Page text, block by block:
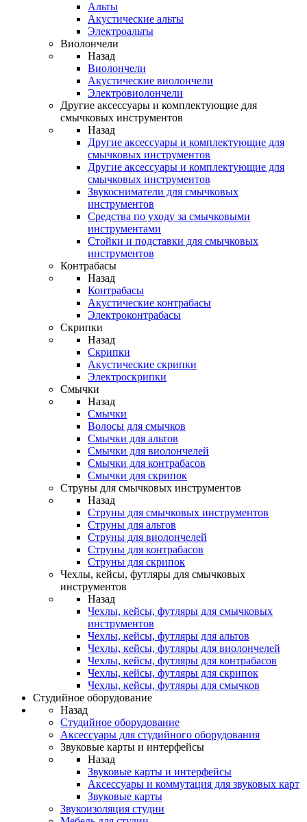
Альты
Акустические альты
Электроальты
Виолончели
Назад
Виолончели
Акустические виолончели
Электровиолончели
Другие аксессуары и комплектующие для
смычковых инструментов
Назад
Другие аксессуары и комплектующие для
смычковых инструментов
Другие аксессуары и комплектующие для
смычковых инструментов
Звукосниматели для смычковых
инструментов
Средства по уходу за смычковыми
инструментами
Стойки и подставки для смычковых
инструментов
Контрабасы
Назад
Контрабасы
Акустические контрабасы
Электроконтрабасы
Скрипки
Назад
Скрипки
Акустические скрипки
Электроскрипки
Смычки
Назад
Смычки
Волосы для смычков
Смычки для альтов
Смычки для виолончелей
Смычки для контрабасов
Смычки для скрипок
Струны для смычковых инструментов
Назад
Струны для смычковых инструментов
Струны для альтов
Струны для виолончелей
Струны для контрабасов
Струны для скрипок
Чехлы, кейсы, футляры для смычковых
инструментов
Назад
Чехлы, кейсы, футляры для смычковых
инструментов
Чехлы, кейсы, футляры для альтов
Чехлы, кейсы, футляры для виолончелей
Чехлы, кейсы, футляры для контрабасов
Чехлы, кейсы, футляры для скрипок
Чехлы, кейсы, футляры для смычков
Студийное оборудование
Назад
Студийное оборудование
Аксессуары для студийного оборудования
Звуковые карты и интерфейсы
Назад
Звуковые карты и интерфейсы
Аксессуары и коммутация для звуковых карт
Звуковые карты
Звукоизоляция студии